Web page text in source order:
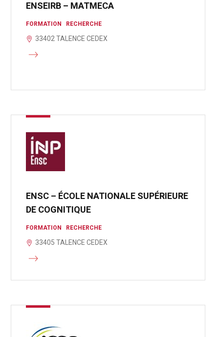
ENSEIRB – MATMECA
FORMATION RECHERCHE
33402 TALENCE CEDEX
ENSC – ÉCOLE NATIONALE SUPÉRIEURE
DE COGNITIQUE
FORMATION RECHERCHE
33405 TALENCE CEDEX